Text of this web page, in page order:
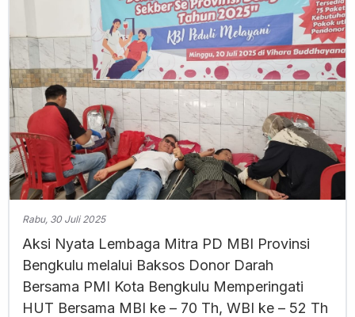
Rabu, 30 Juli 2025
Aksi Nyata Lembaga Mitra PD MBI Provinsi
Bengkulu melalui Baksos Donor Darah
Bersama PMI Kota Bengkulu Memperingati
HUT Bersama MBI ke – 70 Th, WBI ke – 52 Th